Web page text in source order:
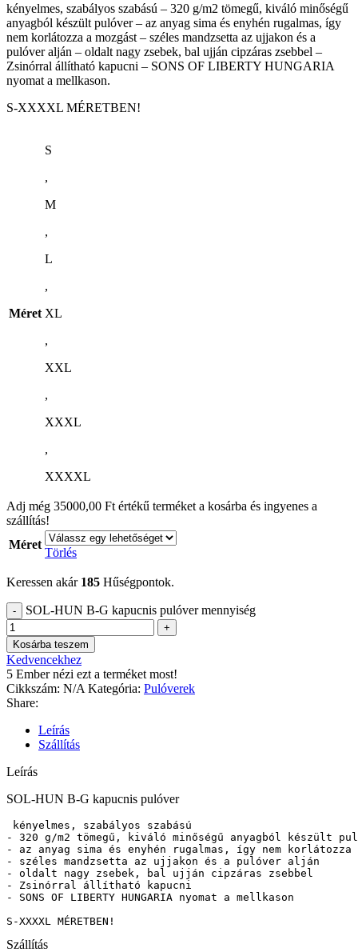
kényelmes, szabályos szabású – 320 g/m2 tömegű, kiváló minőségű
anyagból készült pulóver – az anyag sima és enyhén rugalmas, így
nem korlátozza a mozgást – széles mandzsetta az ujjakon és a
pulóver alján – oldalt nagy zsebek, bal ujján cipzáras zsebbel –
Zsinórral állítható kapucni – SONS OF LIBERTY HUNGARIA
nyomat a mellkason.
S-XXXXL MÉRETBEN!
Méret
S
,
M
,
L
,
XL
,
XXL
,
XXXL
,
XXXXL
Adj még 35000,00 Ft értékű terméket a kosárba és ingyenes a
szállítás!
Méret
Törlés
Keressen akár 185 Hűségpontok.
SOL-HUN B-G kapucnis pulóver mennyiség
Kosárba teszem
Kedvencekhez
5 Ember nézi ezt a terméket most!
Cikkszám: N/A Kategória: Pulóverek
Share:
Leírás
Szállítás
Leírás
SOL-HUN B-G kapucnis pulóver
kényelmes, szabályos szabású
- 320 g/m2 tömegű, kiváló minőségű anyagból készült
- az anyag sima és enyhén rugalmas, így nem korlátozza
- széles mandzsetta az ujjakon és a pulóver alján
- oldalt nagy zsebek, bal ujján cipzáras zsebbel
- Zsinórral állítható kapucni
- SONS OF LIBERTY HUNGARIA nyomat a mellkason
Szállítás